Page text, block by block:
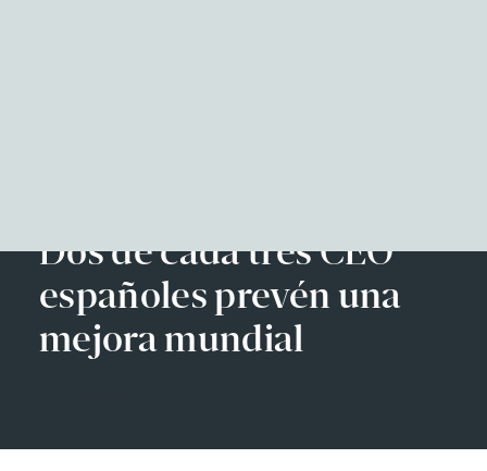
Dos de cada tres CEO
españoles prevén una
mejora mundial